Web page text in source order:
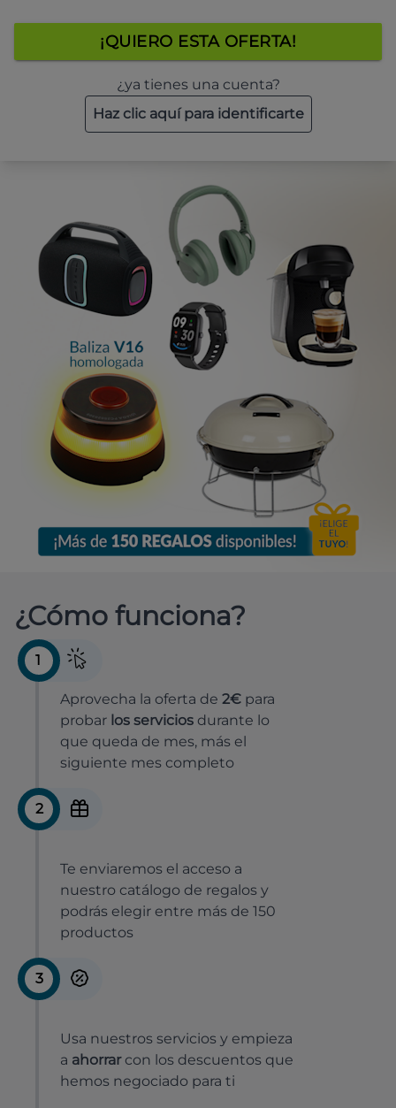
¡QUIERO ESTA OFERTA!
¿ya tienes una cuenta?
Haz clic aquí para identificarte
¿Cómo funciona?
1
Aprovecha la oferta de 2€ para
probar los servicios durante lo
que queda de mes, más el
siguiente mes completo
2
Te enviaremos el acceso a
nuestro catálogo de regalos y
podrás elegir entre más de 150
productos
3
Usa nuestros servicios y empieza
a ahorrar con los descuentos que
hemos negociado para ti